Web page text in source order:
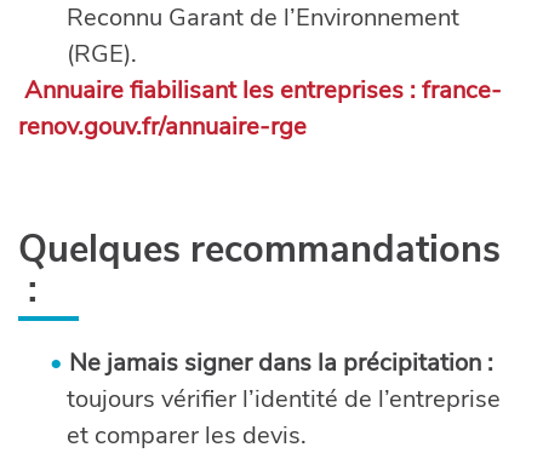
Reconnu Garant de l’Environnement
(RGE).
Annuaire fiabilisant les entreprises :france-
renov.gouv.fr/annuaire-rge
Quelques recommandations
:
Ne jamais signer dans la précipitation :
toujours vérifier l’identité de l’entreprise
et comparer les devis.